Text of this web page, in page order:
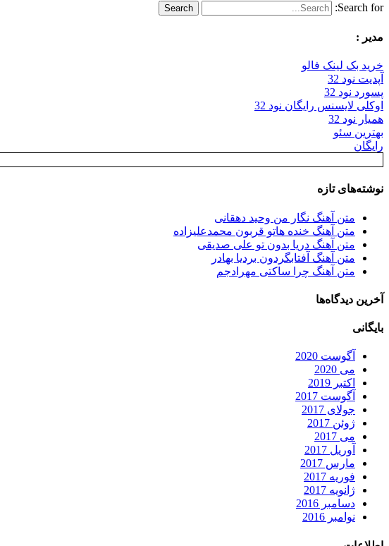
Search for:
مدیر :
خرید بک لینک فالو
آپدیت نود 32
پسورد نود 32
اوکلی لایسنس رایگان نود 32
همیار نود 32
بهترین سئو
رایگان
نوشته‌های تازه
متن آهنگ نگار من وحید دهقانی
متن آهنگ خنده هاتو قربون محمدعلیزاده
متن آهنگ دریا بدون تو علی صدیقی
متن آهنگ آفتابگردون بردیا بهادر
متن آهنگ چرا ساکتی مهرادجم
آخرین دیدگاه‌ها
بایگانی
آگوست 2020
می 2020
اکتبر 2019
آگوست 2017
جولای 2017
ژوئن 2017
می 2017
آوریل 2017
مارس 2017
فوریه 2017
ژانویه 2017
دسامبر 2016
نوامبر 2016